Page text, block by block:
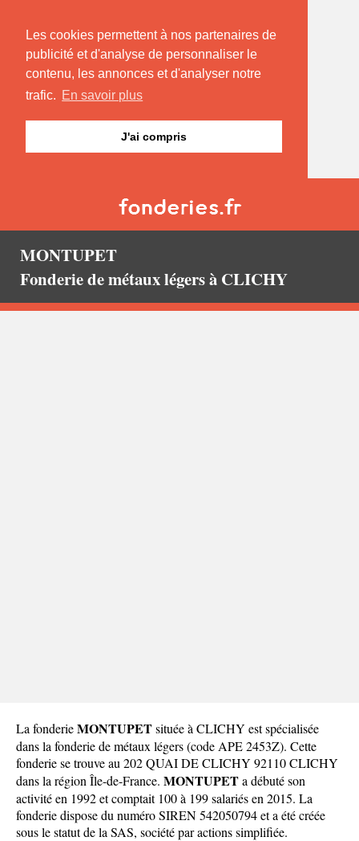
Les cookies permettent à nos partenaires de
publicité et d'analyse de personnaliser le
contenu, les annonces et d'analyser notre
trafic. En savoir plus
J'ai compris
MONTUPET
Fonderie de métaux légers à CLICHY
La fonderieMONTUPETsituée à CLICHY est spécialisée
dans la fonderie de métaux légers (code APE 2453Z). Cette
fonderie se trouve au 202 QUAI DE CLICHY 92110 CLICHY
dans la région Île-de-France. MONTUPETa débuté son
activité en 1992 et comptait 100 à 199 salariés en 2015. La
fonderie dispose du numéro SIREN 542050794 et a été créée
sous le statut de la SAS, société par actions simplifiée.